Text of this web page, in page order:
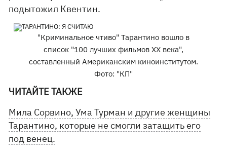
подытожил Квентин.
"Криминальное чтиво" Тарантино вошло в
список "100 лучших фильмов ХХ века",
составленный Американским киноинститутом.
Фото: "КП"
ЧИТАЙТЕ ТАКЖЕ
Мила Сорвино, Ума Турман и другие женщины
Тарантино, которые не смогли затащить его
под венец.